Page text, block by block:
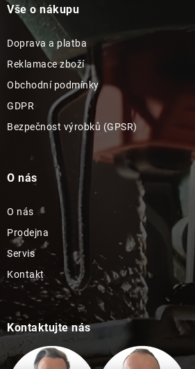
Vše o nákupu
Doprava a platba
Reklamace zboží
Obchodní podmínky
GDPR
Bezpečnost výrobků (GPSR)
O nás
O nás
Prodejna
Servis
Kontakt
Kontaktujte nás